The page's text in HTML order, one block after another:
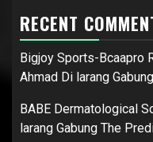
RECENT
Bigjoy Sports-Bcaapro
Ahmad Di larang
BABE Dermatological
larang Gabung The